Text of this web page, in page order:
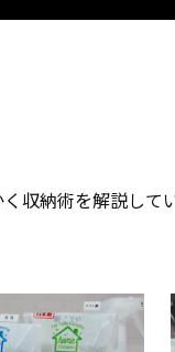
収納術を解説して